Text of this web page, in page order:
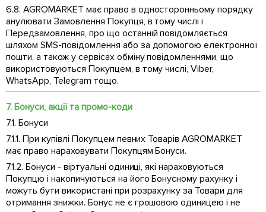
6.8. AGROMARKET має право в односторонньому порядку
анулювати Замовлення Покупця, в тому числі і
Передзамовлення, про що останній повідомляється
шляхом SMS-повідомлення або за допомогою електронної
пошти, а також у сервісах обміну повідомленнями, що
використовуються Покупцем, в тому числі, Viber,
WhatsApp, Telegram тощо.
7. Бонуси, акції та промо-коди
7.1. Бонуси
7.1.1. При купівлі Покупцем певних Товарів AGROMARKET
має право нараховувати Покупцям Бонуси.
7.1.2. Бонуси - віртуальні одиниці, які нараховуються
Покупцю і накопичуються на його Бонусному рахунку і
можуть бути використані при розрахунку за Товари для
отримання знижки. Бонус не є грошовою одиницею і не